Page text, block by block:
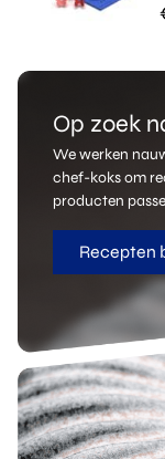
Op zoek
We werken
chef-koks om
producten
Recepten